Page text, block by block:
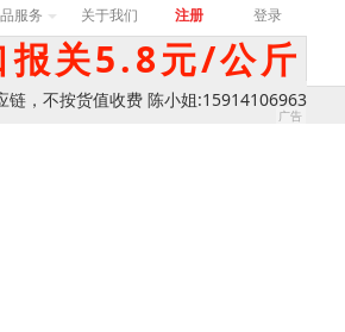
服务 关于我们 注册 登录
报关5.8元/公斤
链，不按货值收费 陈小姐:15914106963